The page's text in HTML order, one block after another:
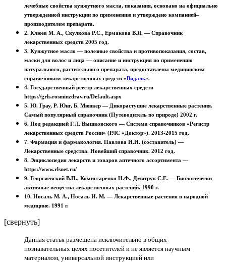
лечебные свойства кунжутного масла, показания, основано на официально
утвержденной инструкции по применению и утверждено компанией–
производителем препарата.
2. Клюев М. А., Скулкова Р.С., Ермакова В.Я. — Справочник
лекарственных средств 2005 год.
3. Кунжутное масло — полезные свойства и противопоказания, состав,
маски для волос и лица — описание и инструкция по применению
натурального, растительного препарата, предоставлены медицинским
справочником лекарственных средств «Видаль».
4. Государственный реестр лекарственных средств
https://grls.rosminzdrav.ru/Default.aspx
5. Ю. Грау, Р. Юнг, Б. Мюнкер — Дикорастущие лекарственные растения.
Самый популярный справочник (Путеводитель по природе) 2002 г.
6. Под редакцией Г.Л. Вышковского — Система справочников «Регистр
лекарственных средств России» (РЛС «Доктор»). 2013-2015 год.
7. Фармация и фармакология. Павлова И.И. (составитель) —
Лекарственные средства. Новейший справочник. 2012 год.
8. Энциклопедия лекарств и товаров аптечного ассортимента —
https://www.rlsnet.ru/
9. Георгиевский В.П., Комиссаренко Н.Ф., Дмитрук С.Е. — Биологически
активные вещества лекарственных растений. 1990 г.
10. Носаль М. А., Носаль И. М. — Лекарственные растения в народной
медицине. 1991 г.
[свернуть]
Данная статья размещена исключительно в общих
познавательных целях посетителей и не является научным
материалом, универсальной инструкцией или